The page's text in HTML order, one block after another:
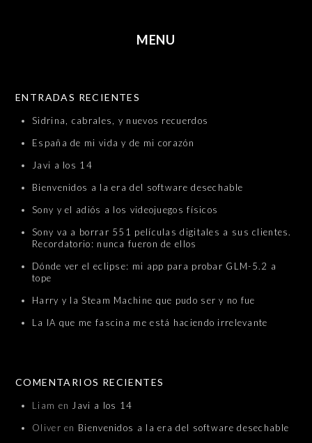
MENU
ENTRADAS RECIENTES
Sidrina, cabrales, y nuevos recuerdos
España de mi vida y de mi corazón
Javi a los 14
Bienvenidos a la era del software desechable
Sony y el adiós a los videojuegos físicos
Sony va a borrar 551 películas digitales a sus clientes.
Recordatorio: nunca fueron de ellos
Dónde ver el eclipse: mi app para probar GLM-5.2 a
tope
Harry y la Steam Machine que pudo ser y no fue
La IA que me fascina me está haciendo irrelevante
COMENTARIOS RECIENTES
Liam en Javi a los 14
Oliver en Bienvenidos a la era del software desechable